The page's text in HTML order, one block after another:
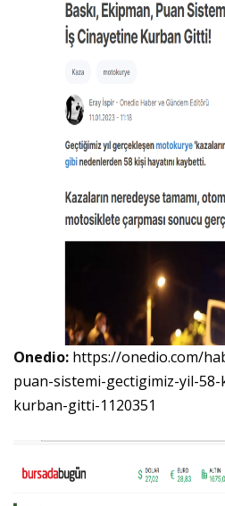
Onedio: https://onedio.com/
puan-sistemi-gectigimiz-yil-
kurban-gitti-1120351